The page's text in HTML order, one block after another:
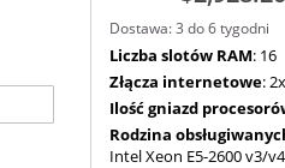
Dostawa: 3 do 6 tygodni
Liczba slotów RAM: 16
Złącza internetowe:
Ilość gniazd
Rodzina
Intel Xeon E5-2600 v3/v4